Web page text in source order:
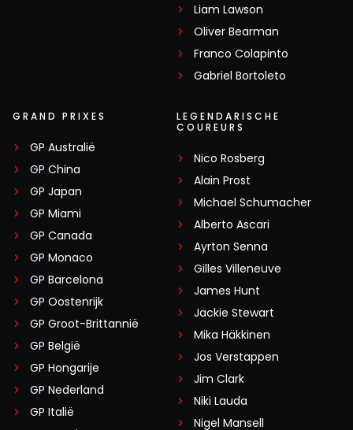
Liam Lawson
Oliver Bearman
Franco Colapinto
Gabriel Bortoleto
GRAND PRIXES
GP Australië
GP China
GP Japan
GP Miami
GP Canada
GP Monaco
GP Barcelona
GP Oostenrijk
GP Groot-Brittannië
GP België
GP Hongarije
GP Nederland
GP Italië
LEGENDARISCHE
COUREURS
Nico Rosberg
Alain Prost
Michael Schumacher
Alberto Ascari
Ayrton Senna
Gilles Villeneuve
James Hunt
Jackie Stewart
Mika Häkkinen
Jos Verstappen
Jim Clark
Niki Lauda
Nigel Mansell